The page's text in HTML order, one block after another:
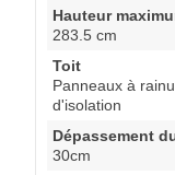
Hauteur
283.5 cm
Toit
Panneaux à
d'isolation
Dépassement
30cm